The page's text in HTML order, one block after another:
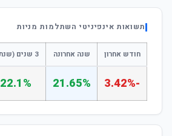
תשואות אינפיניטי השתלמות מניות
חודש אחרון שנה אחרונה 3 שנים (שנתי)
-3.42%
21.65%
22.1%